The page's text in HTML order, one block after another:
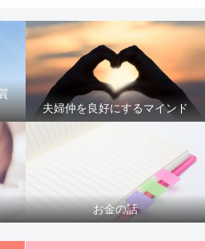
夫婦仲を良好にするマインド
お金の話